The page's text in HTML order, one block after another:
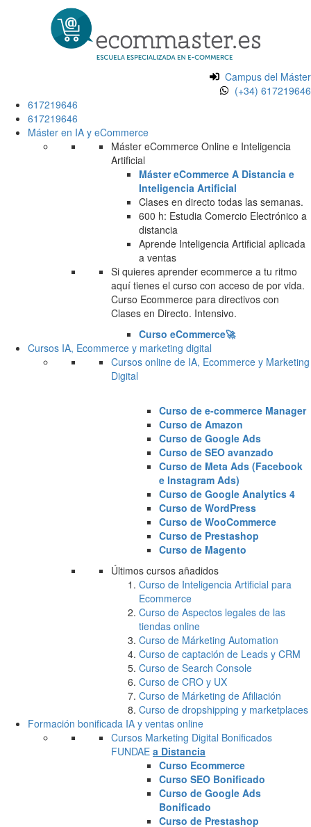
Campus del Máster
(+34) 617219646
617219646
617219646
Máster en IA y eCommerce
Máster eCommerce Online e Inteligencia
Artificial
Máster eCommerce A Distancia e
Inteligencia Artificial
Clases en directo todas las semanas.
600 h: Estudia Comercio Electrónico a
distancia
Aprende Inteligencia Artificial aplicada
a ventas
Si quieres aprender ecommerce a tu ritmo
aquí tienes el curso con acceso de por vida.
Curso Ecommerce para directivos con
Clases en Directo. Intensivo.
Curso eCommerce🚀
Cursos IA, Ecommerce y marketing digital
Cursos online de IA, Ecommerce y Marketing
Digital
Curso de e-commerce Manager
Curso de Amazon
Curso de Google Ads
Curso de SEO avanzado
Curso de Meta Ads (Facebook
e Instagram Ads)
Curso de Google Analytics 4
Curso de WordPress
Curso de WooCommerce
Curso de Prestashop
Curso de Magento
Últimos cursos añadidos
Curso de Inteligencia Artificial para
Ecommerce
Curso de Aspectos legales de las
tiendas online
Curso de Márketing Automation
Curso de captación de Leads y CRM
Curso de Search Console
Curso de CRO y UX
Curso de Márketing de Afiliación
Curso de dropshipping y marketplaces
Formación bonificada IA y ventas online
Cursos Marketing Digital Bonificados
FUNDAE a Distancia
Curso Ecommerce
Curso SEO Bonificado
Curso de Google Ads
Bonificado
Curso de Prestashop